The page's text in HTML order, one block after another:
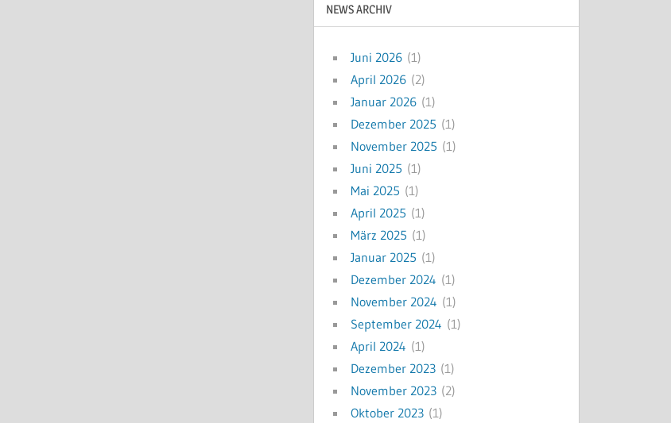
NEWS ARCHIV
Juni 2026 (1)
April 2026 (2)
Januar 2026 (1)
Dezember 2025 (1)
November 2025 (1)
Juni 2025 (1)
Mai 2025 (1)
April 2025 (1)
März 2025 (1)
Januar 2025 (1)
Dezember 2024 (1)
November 2024 (1)
September 2024 (1)
April 2024 (1)
Dezember 2023 (1)
November 2023 (2)
Oktober 2023 (1)